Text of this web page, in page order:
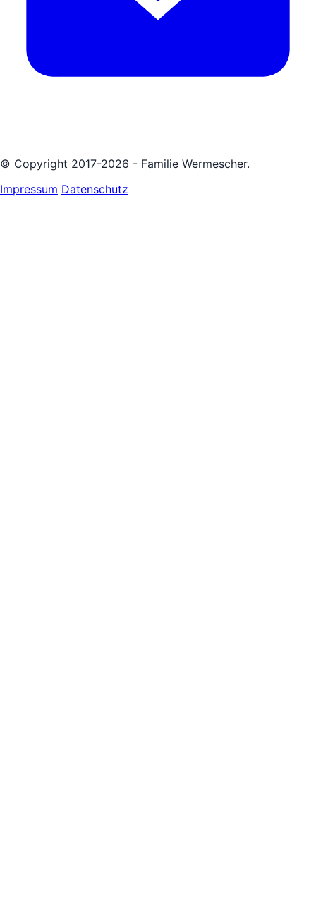
© Copyright 2017-2026 - Familie Wermescher.
Impressum Datenschutz